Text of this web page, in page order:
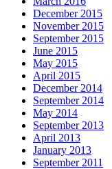
December 2015
November 2015
September 2015
June 2015
May 2015
April 2015
December 2014
September 2014
May 2014
September 2013
April 2013
January 2013
September 2011